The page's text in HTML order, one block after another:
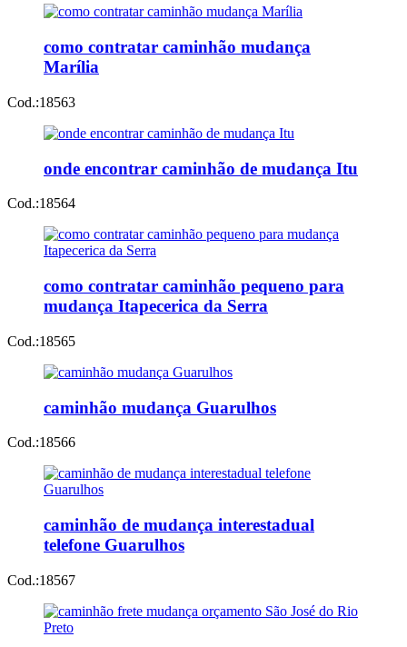
como contratar caminhão mudança
Marília
Cod.:18563
onde encontrar caminhão de mudança Itu
Cod.:18564
como contratar caminhão pequeno para
mudança Itapecerica da Serra
Cod.:18565
caminhão mudança Guarulhos
Cod.:18566
caminhão de mudança interestadual
telefone Guarulhos
Cod.:18567